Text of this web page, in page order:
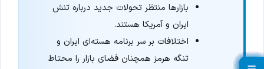
بازارها منتظر تحولات جدید درباره تنش
ایران و آمریکا هستند.
اختلافات بر سر برنامه هسته‌ای ایران و
تنگه هرمز همچنان فضای بازار را محتاط